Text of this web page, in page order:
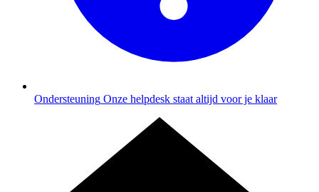
Ondersteuning Onze helpdesk staat altijd voor je klaar